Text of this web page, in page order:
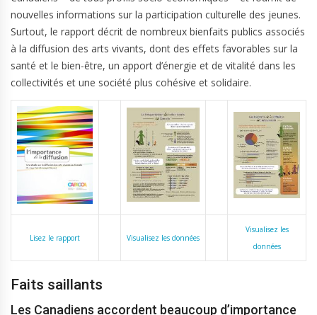
nouvelles informations sur la participation culturelle des jeunes.
Surtout, le rapport décrit de nombreux bienfaits publics associés
à la diffusion des arts vivants, dont des effets favorables sur la
santé et le bien-être, un apport d’énergie et de vitalité dans les
collectivités et une société plus cohésive et solidaire.
Lisez le rapport Visualisez les données
Visualisez les
données
Faits saillants
Les Canadiens accordent beaucoup d’importance